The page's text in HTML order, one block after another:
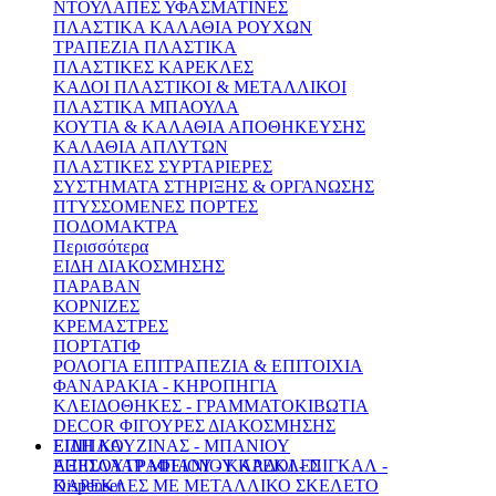
ΝΤΟΥΛΑΠΕΣ ΥΦΑΣΜΑΤΙΝΕΣ
ΠΛΑΣΤΙΚΑ ΚΑΛΑΘΙΑ ΡΟΥΧΩΝ
ΤΡΑΠΕΖΙΑ ΠΛΑΣΤΙΚΑ
ΠΛΑΣΤΙΚΕΣ ΚΑΡΕΚΛΕΣ
ΚΑΔΟΙ ΠΛΑΣΤΙΚΟΙ & ΜΕΤΑΛΛΙΚΟΙ
ΠΛΑΣΤΙΚΑ ΜΠΑΟΥΛΑ
ΚΟΥΤΙΑ & ΚΑΛΑΘΙΑ ΑΠΟΘΗΚΕΥΣΗΣ
ΚΑΛΑΘΙΑ ΑΠΛΥΤΩΝ
ΠΛΑΣΤΙΚΕΣ ΣΥΡΤΑΡΙΕΡΕΣ
ΣΥΣΤΗΜΑΤΑ ΣΤΗΡΙΞΗΣ & ΟΡΓΑΝΩΣΗΣ
ΠΤΥΣΣΟΜΕΝΕΣ ΠΟΡΤΕΣ
ΠΟΔΟΜΑΚΤΡΑ
Περισσότερα
ΕΙΔΗ ΔΙΑΚΟΣΜΗΣΗΣ
ΠΑΡΑΒΑΝ
ΚΟΡΝΙΖΕΣ
ΚΡΕΜΑΣΤΡΕΣ
ΠΟΡΤΑΤΙΦ
ΡΟΛΟΓΙΑ ΕΠΙΤΡΑΠΕΖΙΑ & ΕΠΙΤΟΙΧΙΑ
ΦΑΝΑΡΑΚΙΑ - ΚΗΡΟΠΗΓΙΑ
ΚΛΕΙΔΟΘΗΚΕΣ - ΓΡΑΜΜΑΤΟΚΙΒΩΤΙΑ
DECOR ΦΙΓΟΥΡΕΣ ΔΙΑΚΟΣΜΗΣΗΣ
ΕΙΔΗ ΚΟΥΖΙΝΑΣ - ΜΠΑΝΙΟΥ
ΑΞΕΣΟΥΑΡ ΜΠΑΝΙΟΥ ΚΑΔΟΙ - ΠΙΓΚΑΛ -
Dispenser
ΕΠΙΠΛΑ
ΕΠΙΠΛΑ ΓΡΑΦΕΙΟΥ - ΚΑΡΕΚΛΕΣ
ΚΑΡΕΚΛΕΣ ΜΕ ΜΕΤΑΛΛΙΚΟ ΣΚΕΛΕΤΟ